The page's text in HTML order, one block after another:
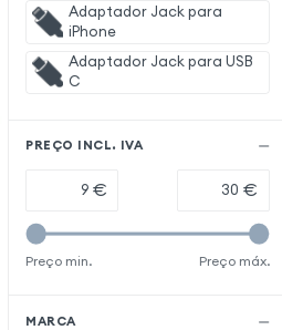
Adaptador Jack para
iPhone
Adaptador Jack para USB
C
PREÇO INCL. IVA
€ €
Preço min. Preço máx.
MARCA